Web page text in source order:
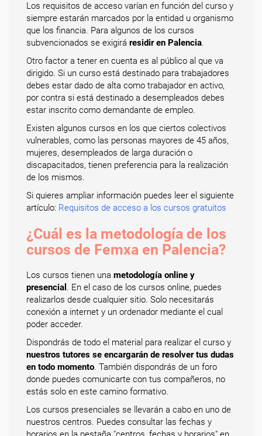
Los requisitos de acceso varían en función del curso y
siempre estarán marcados por la entidad u organismo
que los financia. Para algunos de los cursos
subvencionados se exigirá residir en Palencia.
Otro factor a tener en cuenta es al público al que va
dirigido. Si un curso está destinado para trabajadores
debes estar dado de alta como trabajador en activo,
por contra si está destinado a desempleados debes
estar inscrito como demandante de empleo.
Existen algunos cursos en los que ciertos colectivos
vulnerables, como las personas mayores de 45 años,
mujeres, desempleados de larga duración o
discapacitados, tienen preferencia para la realización
de los mismos.
Si quieres ampliar información puedes leer el siguiente
artículo: Requisitos de acceso a los cursos gratuitos
¿Cuál es la metodología de los
cursos de Femxa en Palencia?
Los cursos tienen una metodología online y
presencial . En el caso de los cursos online, puedes
realizarlos desde cualquier sitio. Solo necesitarás
conexión a internet y un ordenador mediante el cual
poder acceder.
Dispondrás de todo el material para realizar el curso y
nuestros tutores se encargarán de resolver tus dudas
en todo momento. También dispondrás de un foro
donde puedes comunicarte con tus compañeros, no
estás solo en este camino formativo.
Los cursos presenciales se llevarán a cabo en uno de
nuestros centros. Puedes consultar las fechas y